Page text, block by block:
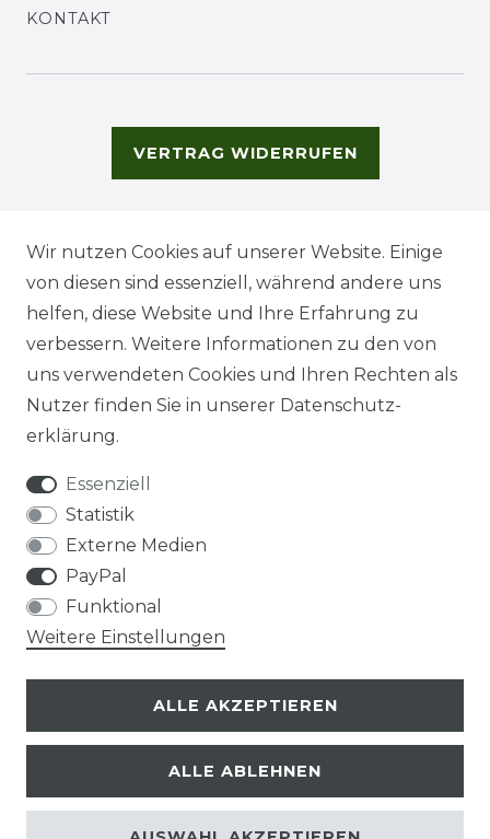
KONTAKT
VERTRAG WIDERRUFEN
© Copyright 2026 | Alle Rechte vorbehalten.
Wir nutzen Cookies auf unserer Website. Einige
von diesen sind essenziell, während andere uns
helfen, diese Website und Ihre Erfahrung zu
verbessern. Weitere Informationen zu den von
uns verwendeten Cookies und Ihren Rechten als
Nutzer finden Sie in unserer Daten­schutz­
erklärung.
Essenziell
Statistik
Externe Medien
PayPal
Funktional
Weitere Einstellungen
ALLE AKZEPTIEREN
ALLE ABLEHNEN